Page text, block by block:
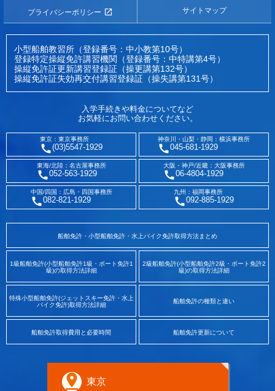
プライバシーポリシー サイトマップ
小型船舶教習所（登録番号：中小教第10号）
登録特定操縦免許講習機関（登録番号：中特講第4号）
操縦免許証更新講習登録証（操更講第132号）
操縦免許証失効再交付講習登録証（操失講第131号）
入学手続きや料金についてなど
お気軽にお問い合わせください。
東京：東京事務所
(03)5547-1929
神奈川・山梨・静岡：横浜事務所
045-681-1929
東海/北陸：名古屋事務所
052-563-1929
大阪・神戸/近畿：大阪事務所
06-4804-1929
中国/四国：広島・四国事務所
082-821-1929
九州：福岡事務所
092-885-1929
船舶免許・小型船舶免許・水上バイク免許取得方法まとめ
1級船舶免許(小型船舶免許1級・ボート免許1
級)の取得方法詳細
2級船舶免許(小型船舶免許2級・ボート免許2
級)の取得方法詳細
特殊小型船舶免許(ジェットスキー免許・水上
バイク免許)取得方法詳細
船舶免許の種類と違い
船舶免許取得費用と必要時間 船舶免許更新について
東京